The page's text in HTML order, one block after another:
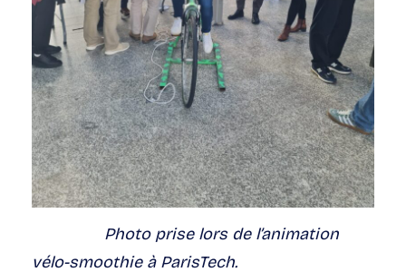
Photo prise lors de l’animation
vélo-smoothie à ParisTech.